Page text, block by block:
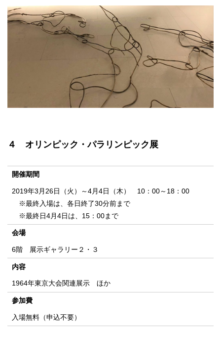
４ オリンピック・パラリンピック展
開催期間
2019年3月26日（火）～4月4日（木） 10：00～18：00
※最終入場は、各日終了30分前まで
※最終日4月4日は、15：00まで
会場
6階 展示ギャラリー２・３
内容
1964年東京大会関連展示 ほか
参加費
入場無料（申込不要）